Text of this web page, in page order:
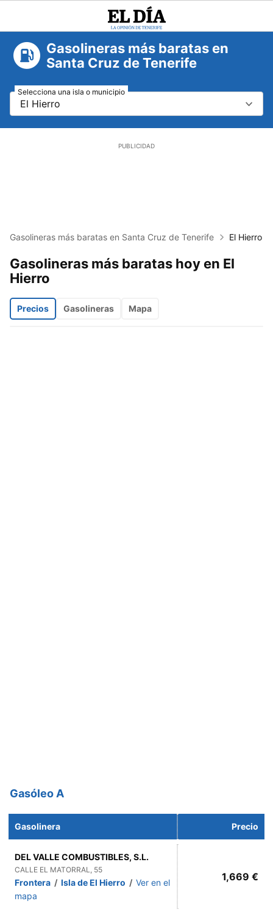
Día
Gasolineras más baratas en
Santa Cruz de Tenerife
El Hierro
Selecciona una isla o municipio
Gasolineras más baratas en Santa Cruz de Tenerife El Hierro
Gasolineras más baratas hoy en El
Hierro
Precios Gasolineras Mapa
Gasóleo A
Gasolinera Precio
DEL VALLE COMBUSTIBLES, S.L.
CALLE EL MATORRAL, 55
Frontera / Isla de El Hierro / Ver en el
mapa
1,669 €